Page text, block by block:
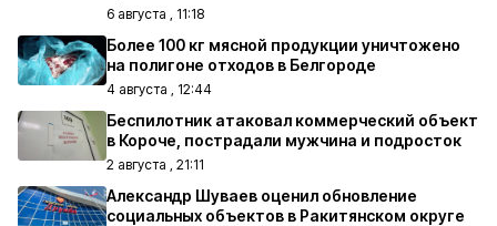
6 августа , 11:18
Более 100 кг мясной продукции уничтожено
на полигоне отходов в Белгороде
4 августа , 12:44
Беспилотник атаковал коммерческий объект
в Короче, пострадали мужчина и подросток
2 августа , 21:11
Александр Шуваев оценил обновление
социальных объектов в Ракитянском округе